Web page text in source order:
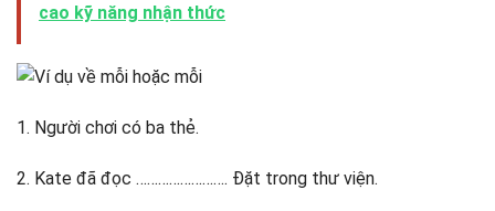
cao kỹ năng nhận thức
1. Người chơi có ba thẻ.
2. Kate đã đọc ……………………. Đặt trong thư viện.